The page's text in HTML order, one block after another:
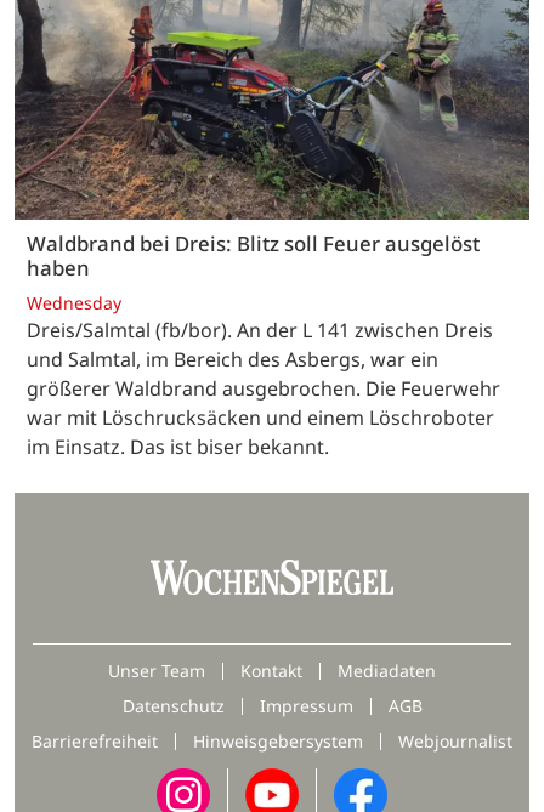
Waldbrand bei Dreis: Blitz soll Feuer ausgelöst
haben
Wednesday
Dreis/Salmtal (fb/bor). An der L 141 zwischen Dreis
und Salmtal, im Bereich des Asbergs, war ein
größerer Waldbrand ausgebrochen. Die Feuerwehr
war mit Löschrucksäcken und einem Löschroboter
im Einsatz. Das ist biser bekannt.
Unser Team Kontakt
Mediadaten
Datenschutz
Impressum
AGB
Barrierefreiheit
Hinweisgebersystem Webjournalist